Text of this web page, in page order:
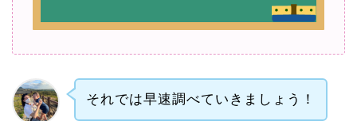
それでは早速調べていきましょう！